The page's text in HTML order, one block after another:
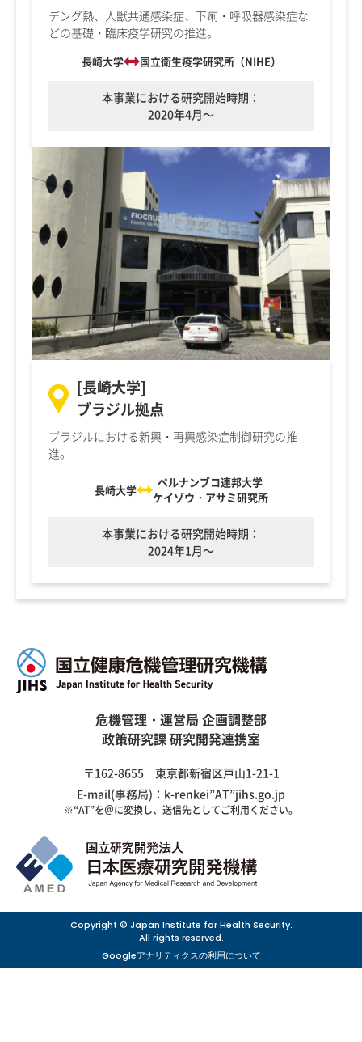
デング熱、人獣共通感染症、下痢・呼吸器感染症な
どの基礎・臨床疫学研究の推進。
長崎大学 国立衛生疫学研究所（NIHE）
本事業における研究開始時期：
2020年4月～
[長崎大学]
ブラジル拠点
ブラジルにおける新興・再興感染症制御研究の推
進。
長崎大学
ペルナンブコ連邦大学
ケイゾウ・アサミ研究所
本事業における研究開始時期：
2024年1月～
危機管理・運営局 企画調整部
政策研究課 研究開発連携室
〒162-8655 東京都新宿区戸山1-21-1
E-mail(事務局)：k-renkei”AT”jihs.go.jp
※“AT”を＠に変換し、送信先としてご利用ください。
Copyright © Japan Institute for Health Security.
All rights reserved.
Googleアナリティクスの利用について